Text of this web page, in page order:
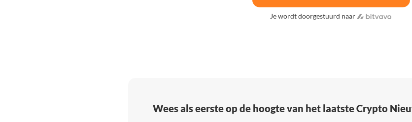
Je wordt doorgestuurd naar
Wees als eerste op de hoogte van het laatste Crypto